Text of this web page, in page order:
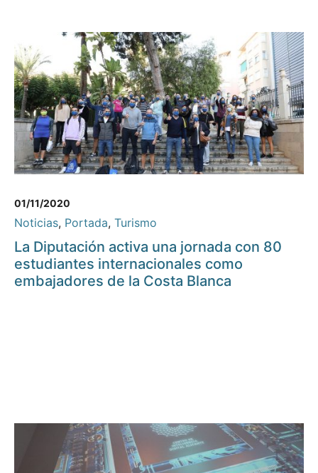
01/11/2020
Noticias, Portada, Turismo
La Diputación activa una jornada con 80
estudiantes internacionales como
embajadores de la Costa Blanca